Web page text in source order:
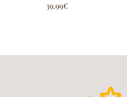
5.00
sur 5
39.99€